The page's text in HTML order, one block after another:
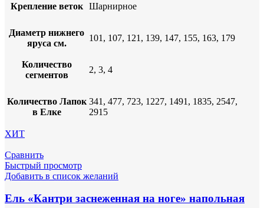
Крепление веток Шарнирное
Диаметр нижнего
яруса см.
101, 107, 121, 139, 147, 155, 163, 179
Количество
сегментов
2, 3, 4
Количество Лапок
в Елке
341, 477, 723, 1227, 1491, 1835, 2547,
2915
ХИТ
Сравнить
Быстрый просмотр
Добавить в список желаний
Ель «Кантри заснеженная на ноге» напольная